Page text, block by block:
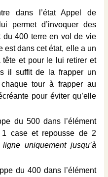
dans l’état Appel de
permet d’invoquer des
du 400 terre en vol de vie
est dans cet état, elle a un
tête et pour le lui retirer et
il suffit de la frapper un
tour à frapper au
pour éviter qu’elle
du 500 dans l’élément
case et repousse de 2
uniquement jusqu’à
du 400 dans l’élément